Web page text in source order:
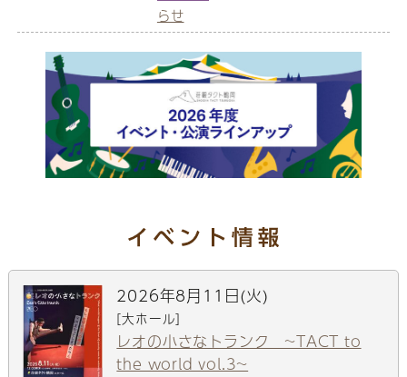
らせ
2026年8月11日(火)
[大ホール]
レオの小さなトランク ~TACT to
the world vol.3~